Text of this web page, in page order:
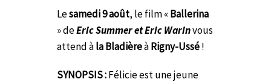
Lesamedi 9 août, le film «Ballerina
» deEric Summer et Eric Warinvous
attend àla BladièreàRigny-Ussé!
SYNOPSIS :Félicie est une jeune